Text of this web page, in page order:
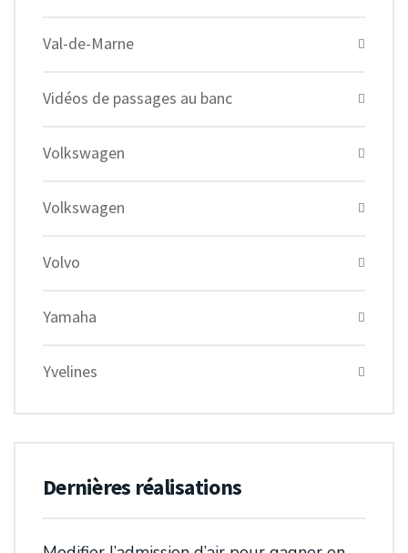
Val-de-Marne
Vidéos de passages au banc
Volkswagen
Volkswagen
Volvo
Yamaha
Yvelines
Dernières réalisations